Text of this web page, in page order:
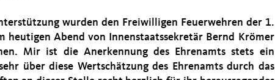
wurden den Freiwilligen Feuerwehren der 1.
heutigen Abend von Innenstaatssekretär Bernd Krömer
Mir ist die Anerkennung des Ehrenamts stets ein
über diese Wertschätzung des Ehrenamts durch das